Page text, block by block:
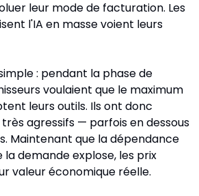
leur mode de facturation. Les
l'IA en masse voient leurs
: pendant la phase de
voulaient que le maximum
leurs outils. Ils ont donc
agressifs — parfois en dessous
Maintenant que la dépendance
demande explose, les prix
valeur économique réelle.